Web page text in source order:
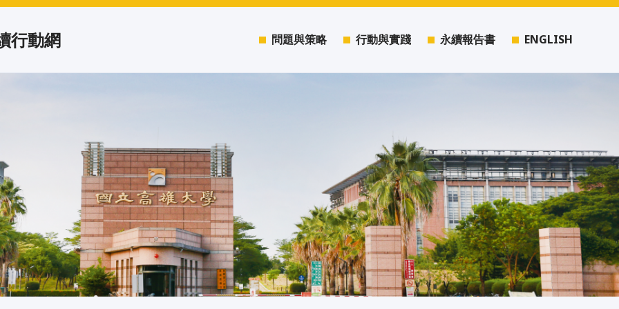
行動網 問題與策略 行動與實踐 永續報告書 ENGLISH